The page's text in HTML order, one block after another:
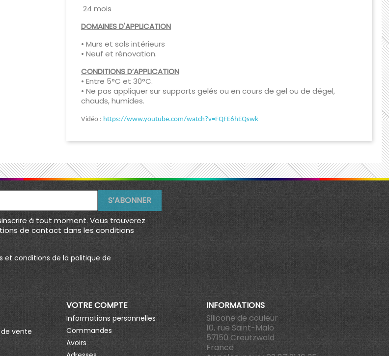
24 mois
DOMAINES D'APPLICATION
• Murs et sols intérieurs
• Neuf et rénovation.
CONDITIONS D’APPLICATION
• Entre 5°C et 30°C.
• Ne pas appliquer sur supports gelés ou en cours de gel ou de dégel,
chauds, humides.
Vidéo : https://www.youtube.com/watch?v=FQFE6hEQswk
à tout moment. Vous trouverez
de contact dans les conditions
et conditions de la politique de
vente
VOTRE COMPTE
Informations personnelles
Commandes
Avoirs
INFORMATIONS
Silicone de couleur
10, rue Saint-Malo
57150 Creutzwald
France